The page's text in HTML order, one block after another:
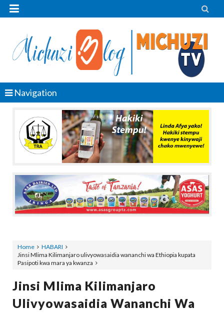
 
Navigation
Home
HABARI
Jinsi Mlima Kilimanjaro ulivyowasaidia wananchi wa Ethiopia kupata
Pasipoti kwa mara ya kwanza
Jinsi Mlima Kilimanjaro
Ulivyowasaidia Wananchi Wa